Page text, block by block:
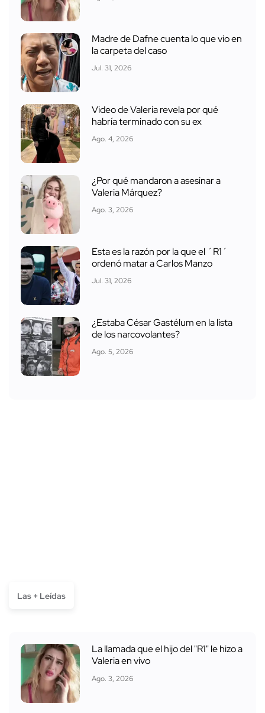
Madre de Dafne cuenta lo que vio en
la carpeta del caso
Jul. 31, 2026
Video de Valeria revela por qué
habría terminado con su ex
Ago. 4, 2026
¿Por qué mandaron a asesinar a
Valeria Márquez?
Ago. 3, 2026
Esta es la razón por la que el ´R1´
ordenó matar a Carlos Manzo
Jul. 31, 2026
¿Estaba César Gastélum en la lista
de los narcovolantes?
Ago. 5, 2026
Las + Leídas
La llamada que el hijo del "R1" le hizo a
Valeria en vivo
Ago. 3, 2026